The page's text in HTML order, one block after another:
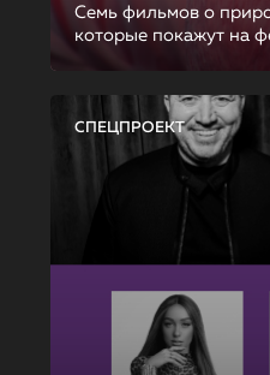
Семь фильмов о
которые покажут на
СПЕЦПРОЕКТ